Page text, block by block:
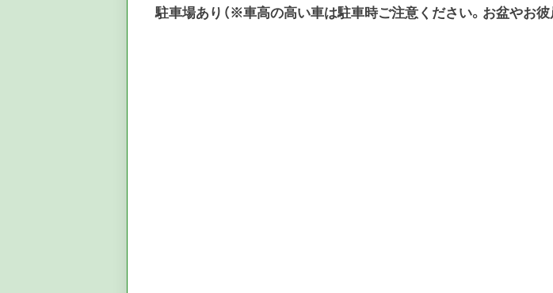
駐車場あり（※車高の高い車は駐車時ご注意ください。お盆やお